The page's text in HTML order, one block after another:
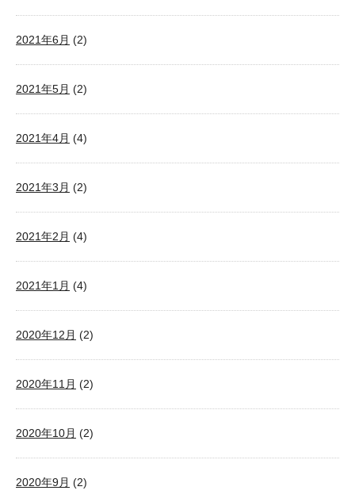
2021年6月 (2)
2021年5月 (2)
2021年4月 (4)
2021年3月 (2)
2021年2月 (4)
2021年1月 (4)
2020年12月 (2)
2020年11月 (2)
2020年10月 (2)
2020年9月 (2)